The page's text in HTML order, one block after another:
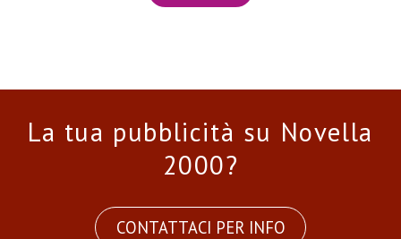
La tua pubblicità su Novella
2000?
CONTATTACI PER INFO